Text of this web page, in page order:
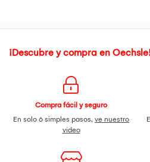
¡Descubre y compra en
Compra fácil y seguro
En solo 6 simples pasos, ve nuestro
video